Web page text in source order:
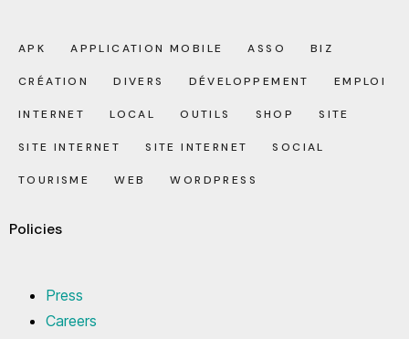
APK APPLICATION MOBILE ASSO BIZ
CRÉATION DIVERS DÉVELOPPEMENT EMPLOI
INTERNET LOCAL OUTILS SHOP SITE
SITE INTERNET SITE INTERNET SOCIAL
TOURISME WEB WORDPRESS
Policies
Press
Careers